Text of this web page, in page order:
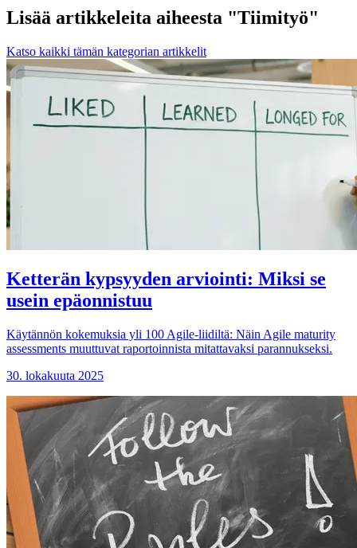
Lisää artikkeleita aiheesta "Tiimityö"
Katso kaikki tämän kategorian artikkelit
Ketterän kypsyyden arviointi: Miksi se
usein epäonnistuu
Käytännön kokemuksia yli 100 Agile-liidiltä: Näin Agile maturity
assessments muuttuvat raportoinnista mitattavaksi parannukseksi.
30. lokakuuta 2025